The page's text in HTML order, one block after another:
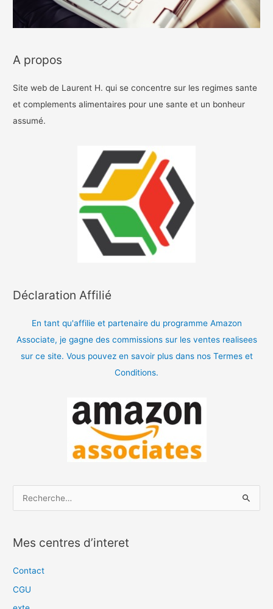
A propos
Site web de Laurent H. qui se concentre sur les regimes sante
et complements alimentaires pour une sante et un bonheur
assumé.
Déclaration Affilié
En tant qu'affilie et partenaire du programme Amazon
Associate, je gagne des commissions sur les ventes realisees
sur ce site. Vous pouvez en savoir plus dans nos Termes et
Conditions.
h
e
Mes centres d’interet
Contact
CGU